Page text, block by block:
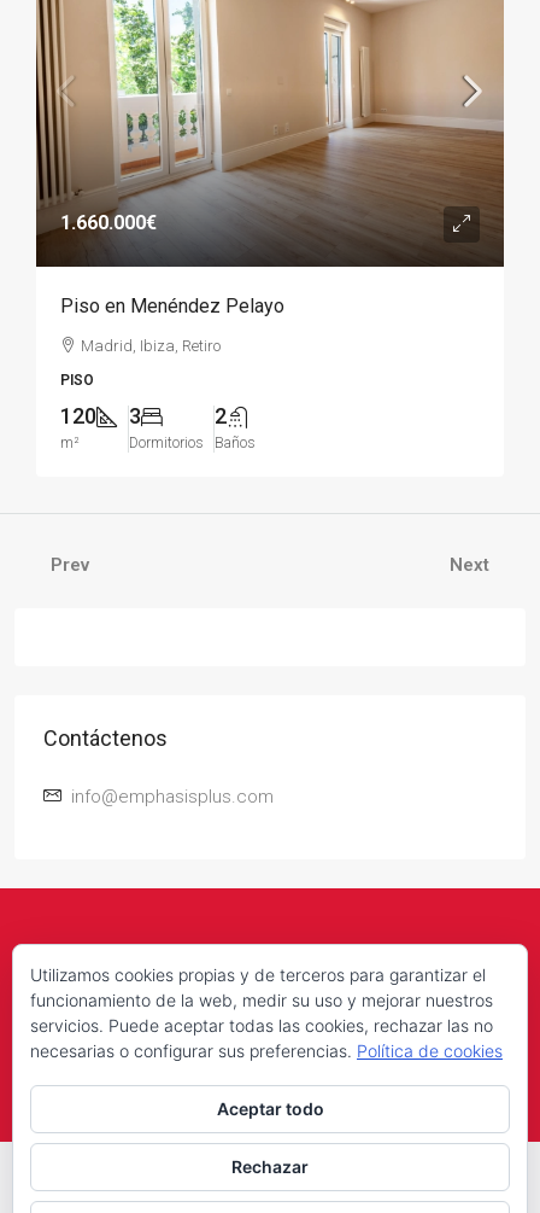
1.660.000€
Piso en Menéndez Pelayo
Madrid, Ibiza, Retiro
PISO
120
m²
3
Dormitorios
2
Baños
Prev Next
Contáctenos
info@emphasisplus.com
© Emphasis Plus - Todos los derechos reservados |Política de
Utilizamos cookies propias y de terceros para garantizar el
funcionamiento de la web, medir su uso y mejorar nuestros
servicios. Puede aceptar todas las cookies, rechazar las no
necesarias o configurar sus preferencias. Política de cookies
Aceptar todo
Rechazar